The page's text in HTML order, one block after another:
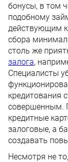
бонусы, в том
подобному
действующим
сбора
столь же
залога,
Специалисты
кредитования
совершенным.
кредитные
залоговые, а
создавать
Несмотря не